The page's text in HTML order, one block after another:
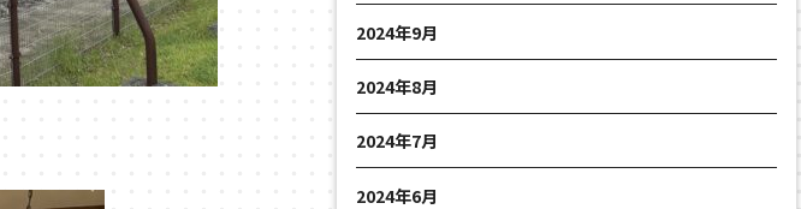
2024年9月
2024年8月
2024年7月
2024年6月